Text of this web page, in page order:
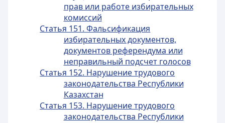
прав или работе избирательных
комиссий
Статья 151. Фальсификация
избирательных документов,
документов референдума или
неправильный подсчет голосов
Статья 152. Нарушение трудового
законодательства Республики
Казахстан
Статья 153. Нарушение трудового
законодательства Республики